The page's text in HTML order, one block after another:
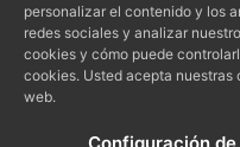
Librería Bosch S.L. ©
personalizar el contenido y los
redes sociales y analizar
cookies y cómo puede
cookies. Usted acepta
web.